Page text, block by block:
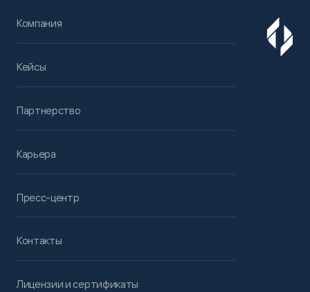
Компания
Кейсы
Партнерство
Карьера
Пресс-центр
Контакты
Лицензии и сертификаты